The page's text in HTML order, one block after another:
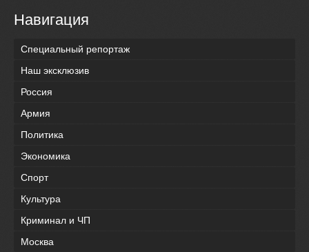
Навигация
Специальный репортаж
Наш эксклюзив
Россия
Армия
Политика
Экономика
Спорт
Культура
Криминал и ЧП
Москва